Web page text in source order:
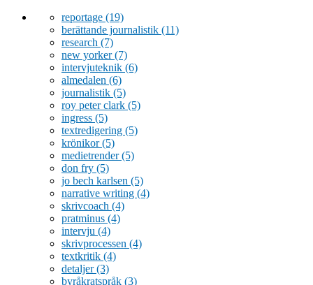
reportage (19)
berättande journalistik (11)
research (7)
new yorker(7)
intervjuteknik (6)
almedalen (6)
journalistik (5)
roy peter clark (5)
ingress (5)
textredigering (5)
krönikor(5)
medietrender(5)
don fry (5)
jo bech karlsen (5)
narrative writing (4)
skrivcoach (4)
pratminus (4)
intervju (4)
skrivprocessen (4)
textkritik (4)
detaljer(3)
byråkratspråk (3)